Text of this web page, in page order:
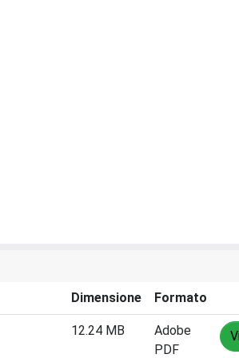
Dimensione Formato
12.24 MB
Adobe
PDF